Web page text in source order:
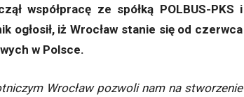
współpracę ze spółką POLBUS-PKS i
ogłosił, iż Wrocław stanie się od czerwca
w Polsce.
Wrocław pozwoli nam na stworzenie